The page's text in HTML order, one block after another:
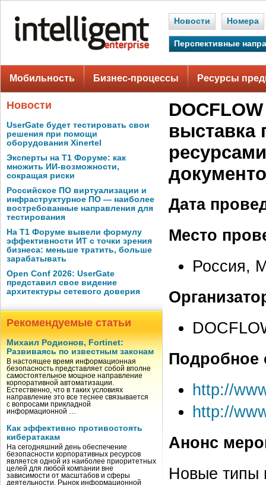
Новости Номера
Перспективные
Мобильность Бизнес-процессы Ресурсы
Новости
UserGate будет тестировать свои
решения при помощи
оборудования Xinertel
Эксперты на Т1 Форуме: как
множить ИИ-возможности,
сокращая риски
Российское ПО виртуализации и
инфраструктурное ПО — наиболее
востребованные направления для
тестирования
На Т1 Форуме вывели формулу
эффективности ИТ с точки зрения
бизнеса: меньше тратить, больше
зарабатывать
Open Conf 2026: UserGate
представил свое видение
архитектуры сетевого доверия
Рекомендуемые статьи
Михаил Родионов, Fortinet:
Развиваясь по известным законам
В настоящее время информационная
безопасность представляет собой вполне
самостоятельное мощное направление
корпоративной автоматизации.
Естественно, что в таких условиях
направление это все теснее связывается
с вопросами прикладной
информационной …
Как эффективно противостоять
кибератакам
На сегодняшний день обеспечение
безопасности корпоративных ресурсов
является одной из наиболее приоритетных
целей для любой компании вне
зависимости от масштабов и сферы
деятельности. Рынок информационной
Дата
Место
Россия,
Подробное
http://
http://
Анонс
Новые типы